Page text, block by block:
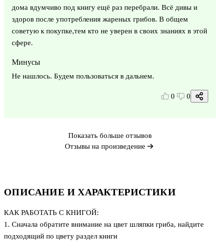
ОПИСАНИЕ И ХАРАКТЕРИСТИКИ
КАК РАБОТАТЬ С КНИГОЙ:
1. Сначала обратите внимание на цвет шляпки гриба, найдите
подходящий по цвету раздел книги
дома вдумчиво под книгу ещё раз перебрали. Всё дивы и
здоров после употребления жареных грибов. В общем
советую к покупке,тем кто не уверен в своих знаниях в этой
сфере.
Минусы
Не нашлось. Будем пользоваться в дальнем.
0 0
Показать больше отзывов
Отзывы на произведение